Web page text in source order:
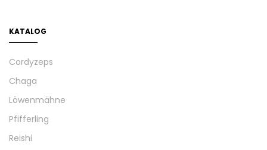
KATALOG
Cordyzeps
Chaga
Löwenmähne
Pfifferling
Reishi